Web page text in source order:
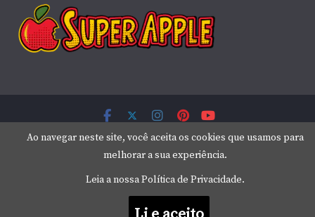
Copyright © 2026 Super Apple
. Todos os direitos reservados.
por ThemeGrill. Powered by
Ao navegar neste site, você aceita os cookies que usamos para
melhorar a sua experiência.
Leia a nossa Política de Privacidade.